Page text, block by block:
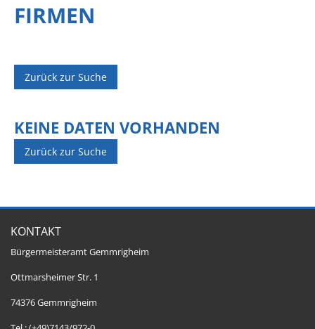
FIRMEN
Zurück zur Suche
KEINE DATEN VORHANDEN
Zurück zur Suche
KONTAKT
Bürgermeisteramt Gemmrigheim
Ottmarsheimer Str. 1
74376 Gemmrigheim